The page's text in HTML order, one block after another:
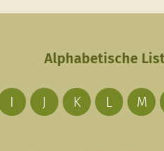
Alphabetische
I J K L M